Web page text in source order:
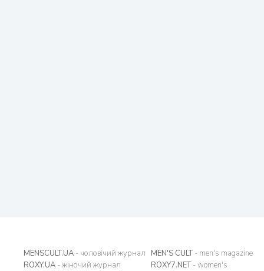
MENSCULT.UA - чоловічий журнал
ROXY.UA - жіночий журнал
MEN'S CULT- men's magazine
ROXY7.NET- women's